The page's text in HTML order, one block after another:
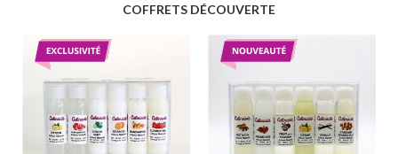
COFFRETS DÉCOUVERTE